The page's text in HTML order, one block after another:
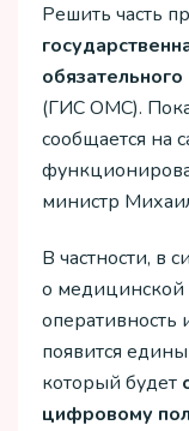
Решить часть
(ГИС ОМС). Пока
сообщается на
министр
В частности, в
о медицинской
оперативность
появится
который будет
цифровому